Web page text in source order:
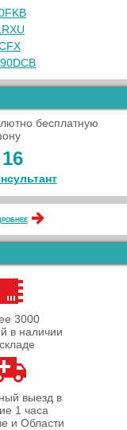
бесплатную
3000
в наличии
выезд в
1 часа
и Области